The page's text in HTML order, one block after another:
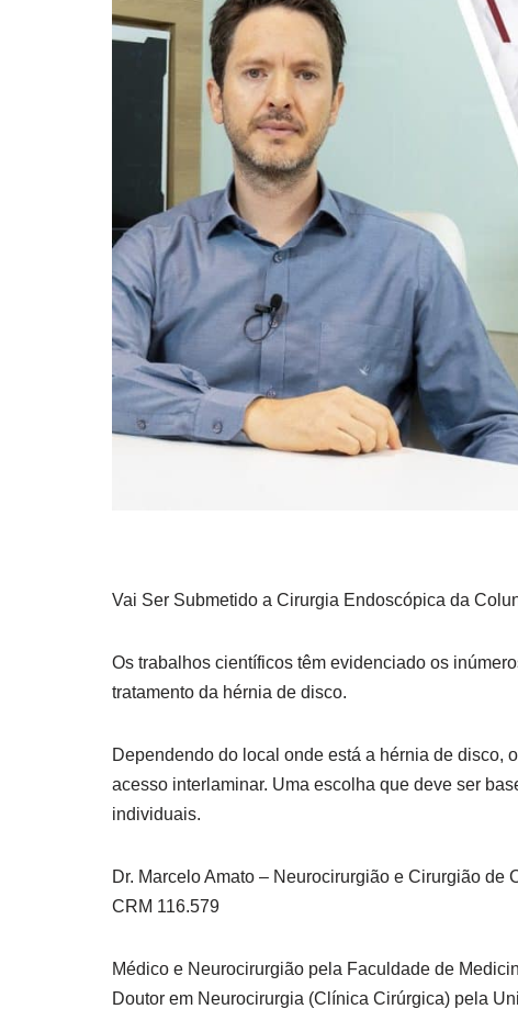
Vai Ser Submetido a Cirurgia Endoscópica da
Os trabalhos científicos têm evidenciado os
tratamento da hérnia de disco.
Dependendo do local onde está a hérnia de disco,
acesso interlaminar. Uma escolha que deve ser
individuais.
Dr. Marcelo Amato – Neurocirurgião e Cirurgião de
CRM 116.579
Médico e Neurocirurgião pela Faculdade de
Doutor em Neurocirurgia (Clínica Cirúrgica) pela